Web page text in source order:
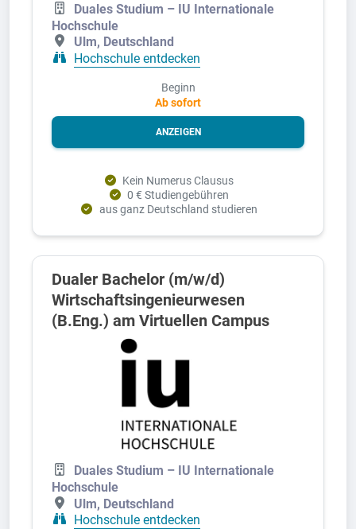
Duales Studium – IU Internationale
Hochschule
Ulm, Deutschland
Hochschule entdecken
Beginn
Ab sofort
ANZEIGEN
Kein Numerus Clausus
0 € Studiengebühren
aus ganz Deutschland studieren
Dualer Bachelor (m/w/d)
Wirtschaftsingenieurwesen
(B.Eng.) am Virtuellen Campus
Duales Studium – IU Internationale
Hochschule
Ulm, Deutschland
Hochschule entdecken